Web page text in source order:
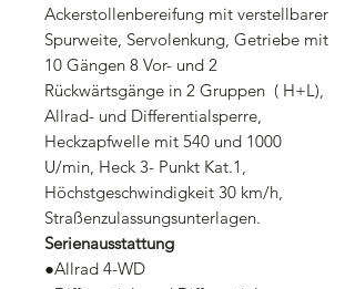
Ackerstollenbereifung mit verstellbarer
Spurweite, Servolenkung, Getriebe mit
10 Gängen 8 Vor- und 2
Rückwärtsgänge in 2 Gruppen ( H+L),
Allrad- und Differentialsperre,
Heckzapfwelle mit 540 und 1000
U/min, Heck 3- Punkt Kat.1,
Höchstgeschwindigkeit 30 km/h,
Straßenzulassungsunterlagen.
Serienausstattung
●Allrad 4-WD